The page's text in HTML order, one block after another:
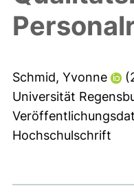
Schmid, Yvonne
Universität
Hochschulschrift